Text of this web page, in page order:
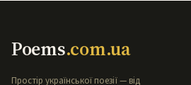
Poems.com.ua
Простір української поезії — від